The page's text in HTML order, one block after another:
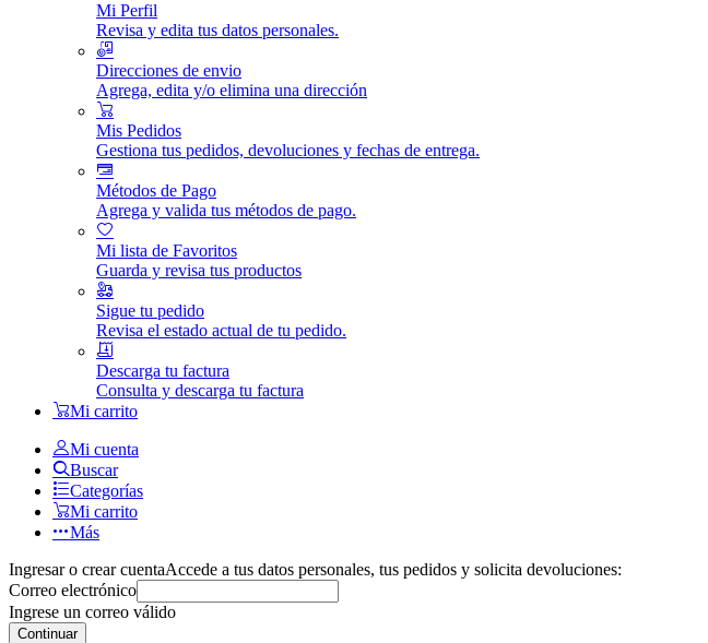
Mi Perfil
Revisa y edita tus datos personales.
Direcciones de envio
Agrega, edita y/o elimina una dirección
Mis Pedidos
Gestiona tus pedidos, devoluciones y fechas de entrega.
Métodos de Pago
Agrega y valida tus métodos de pago.
Mi lista de Favoritos
Guarda y revisa tus productos
Sigue tu pedido
Revisa el estado actual de tu pedido.
Descarga tu factura
Consulta y descarga tu factura
Mi carrito
Mi cuenta
Buscar
Categorías
Mi carrito
Más
Ingresar o crear cuentaAccede a tus datos personales, tus pedidos y solicita devoluciones:
Correo electrónico
Ingrese un correo válido
Continuar